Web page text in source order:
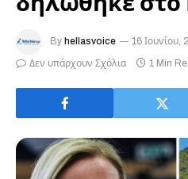
By hellasvoice
16 Ιουνίου,
Δεν υπάρχουν Σχόλια
1 Min